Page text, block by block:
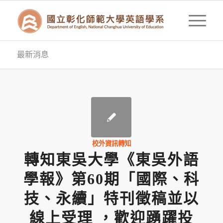
最新消息
校外資訊轉知
轉知東吳大學《東吳外語
學報》第60期「國際、科
技、永續」特刊徵稿並以
線上受理 ，歡迎踴躍投